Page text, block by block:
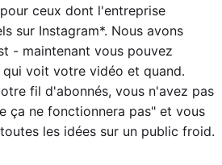
ceux dont l'entreprise
sur Instagram*. Nous avons
- maintenant vous pouvez
voit votre vidéo et quand.
fil d'abonnés, vous n'avez pas
ça ne fonctionnera pas" et vous
les idées sur un public froid.